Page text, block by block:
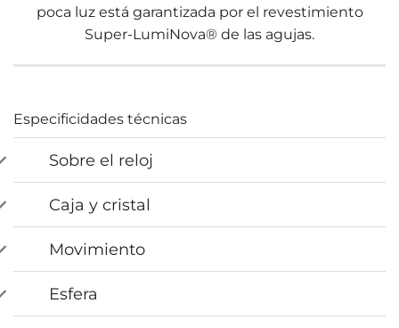
poca luz está garantizada por el revestimiento
Super-LumiNova® de las agujas.
Especificidades técnicas
Sobre el reloj
Caja y cristal
Movimiento
Esfera